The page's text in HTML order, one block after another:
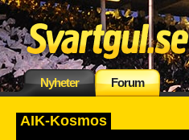
Nyheter Forum
AIK-Kosmos